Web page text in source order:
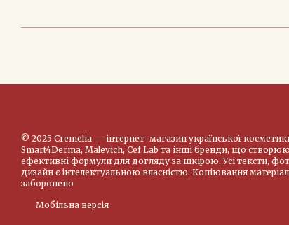
© 2025 Cremelia — інтернет-магазин української
Smart4Derma, Malevich, Cef Lab та інші бренди, що
ефективні формули для догляду за шкірою. Усі тексти,
дизайн є інтелектуальною власністю. Копіювання
заборонено
Мобільна версія